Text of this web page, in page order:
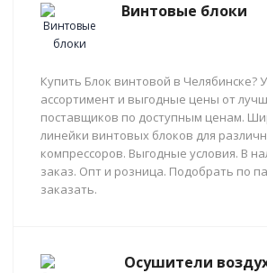
Винтовые блоки
Купить Блок винтовой в Челябинске?
ассортимент и выгодные цены от
поставщиков по доступным ценам.
линейки винтовых блоков для
компрессоров. Выгодные условия. В
заказ. Опт и розница. Подобрать по
заказать.
Осушители